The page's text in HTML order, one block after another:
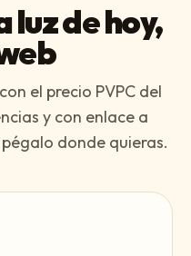
luz de hoy,
el precio PVPC del
y con enlace a
donde quieras.